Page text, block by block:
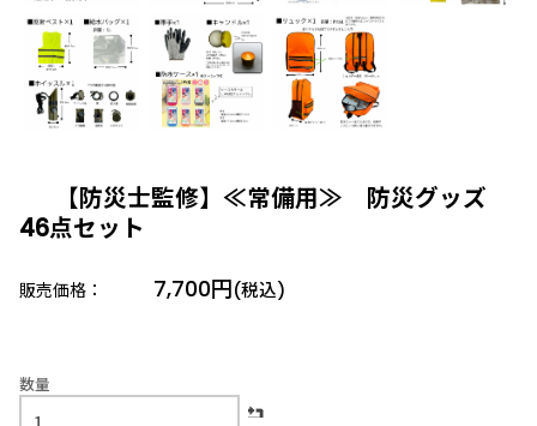
【防災士監修】≪常備用≫ 防災グッズ
46点セット
販売価格： 7,700円(税込)
数量